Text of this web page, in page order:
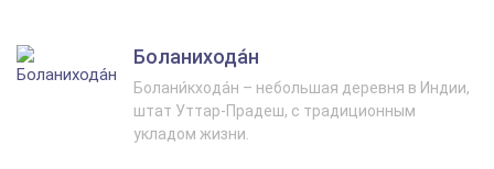
Боланихода́н
Болани́кхода́н – небольшая деревня в Индии,
штат Уттар-Прадеш, с традиционным
укладом жизни.